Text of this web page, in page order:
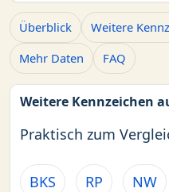
Überblick Weitere
Mehr Daten
FAQ
Weitere Kennzeichen
Praktisch zum
BKS RP NW